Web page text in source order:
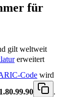
für
gilt weltweit
erweitert
Code wird
.